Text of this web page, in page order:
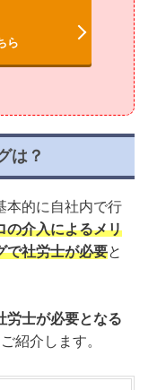
ら
は？
本的に自社内で行
の介入によるメリ
で社労士が必要と
労士が必要となる
紹介します。